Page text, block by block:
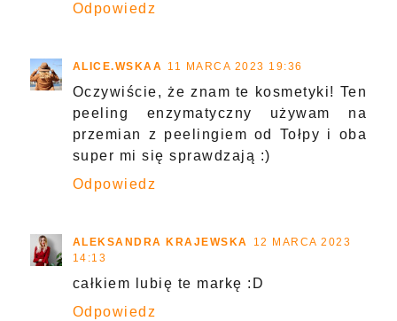
Odpowiedz
ALICE.WSKAA 11 MARCA 2023 19:36
Oczywiście, że znam te kosmetyki! Ten
peeling enzymatyczny używam na
przemian z peelingiem od Tołpy i oba
super mi się sprawdzają :)
Odpowiedz
ALEKSANDRA KRAJEWSKA
12 MARCA 2023
14:13
całkiem lubię te markę :D
Odpowiedz